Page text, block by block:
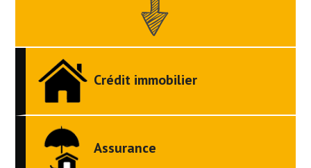
Crédit immobilier
Assurance